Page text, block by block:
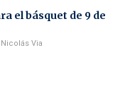
el básquet de 9 de
Nicolás Via